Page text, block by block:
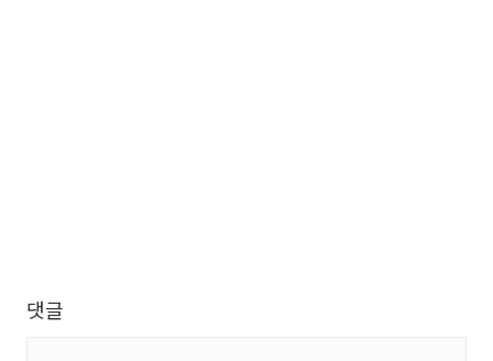
댓글